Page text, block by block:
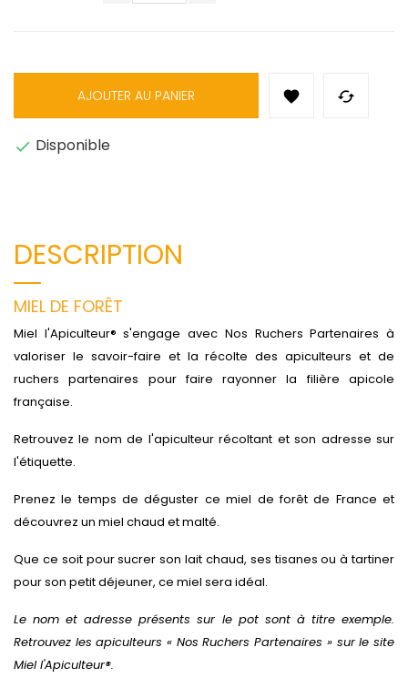
AJOUTER AU PANIER  
 Disponible
DESCRIPTION
MIEL DE FORÊT
Miel l'Apiculteur® s'engage avec Nos Ruchers Partenaires à
valoriser le savoir-faire et la récolte des apiculteurs et de
ruchers partenaires pour faire rayonner la filière apicole
française.
Retrouvez le nom de l'apiculteur récoltant et son adresse sur
l'étiquette.
Prenez le temps de déguster ce miel de forêt de France et
découvrez un miel chaud et malté.
Que ce soit pour sucrer son lait chaud, ses tisanes ou à tartiner
pour son petit déjeuner, ce miel sera idéal.
Le nom et adresse présents sur le pot sont à titre exemple.
Retrouvez les apiculteurs « Nos Ruchers Partenaires » sur le site
Miel l'Apiculteur®.